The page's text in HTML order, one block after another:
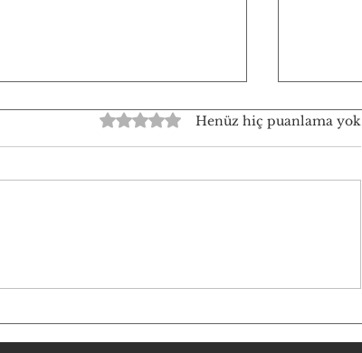
5 üzerinden 0 yıldızHenüz hiç puanlama yok